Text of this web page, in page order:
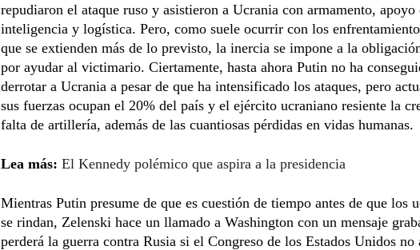
repudiaron el ataque ruso y asistieron a Ucrania con armamento, apoyo
inteligencia y logística. Pero, como suele ocurrir con los
que se extienden más de lo previsto, la inercia se impone a la
por ayudar al victimario. Ciertamente, hasta ahora Putin no ha
derrotar a Ucrania a pesar de que ha intensificado los ataques, pero
sus fuerzas ocupan el 20% del país y el ejército ucraniano resiente la
falta de artillería, además de las cuantiosas pérdidas en vidas humanas.
Lea más: El Kennedy polémico que aspira a la presidencia
Mientras Putin presume de que es cuestión de tiempo antes de que los
se rindan, Zelenski hace un llamado a Washington con un mensaje
perderá la guerra contra Rusia si el Congreso de los Estados Unidos no